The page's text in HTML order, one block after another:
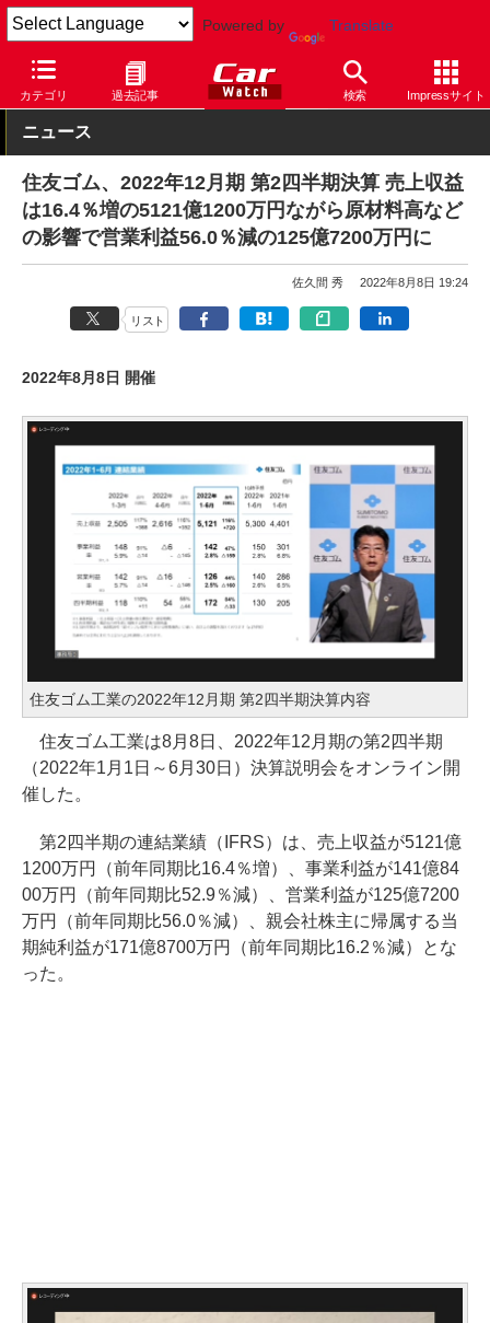
Powered by Translate
カテゴリ 過去記事 検索 Impressサイト
Car Watch タイヤ ダンロップ その他
ニュース
住友ゴム、2022年12月期 第2四半期決算 売上収益
は16.4％増の5121億1200万円ながら原材料高など
の影響で営業利益56.0％減の125億7200万円に
佐久間 秀 2022年8月8日 19:24
リスト
2022年8月8日 開催
住友ゴム工業の2022年12月期 第2四半期決算内容
住友ゴム工業は8月8日、2022年12月期の第2四半期
（2022年1月1日～6月30日）決算説明会をオンライン開
催した。
第2四半期の連結業績（IFRS）は、売上収益が5121億
1200万円（前年同期比16.4％増）、事業利益が141億84
00万円（前年同期比52.9％減）、営業利益が125億7200
万円（前年同期比56.0％減）、親会社株主に帰属する当
期純利益が171億8700万円（前年同期比16.2％減）とな
った。